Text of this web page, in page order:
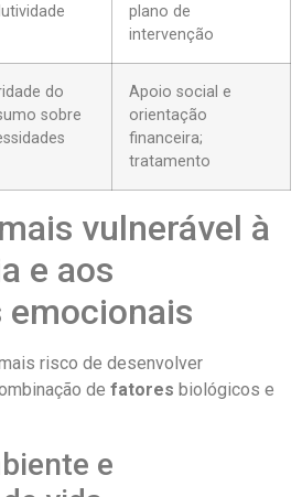
plano de
intervenção
do
sobre
Apoio social e
orientação
financeira;
tratamento
vulnerável à
e aos
risco de desenvolver
de fatores biológicos e
e